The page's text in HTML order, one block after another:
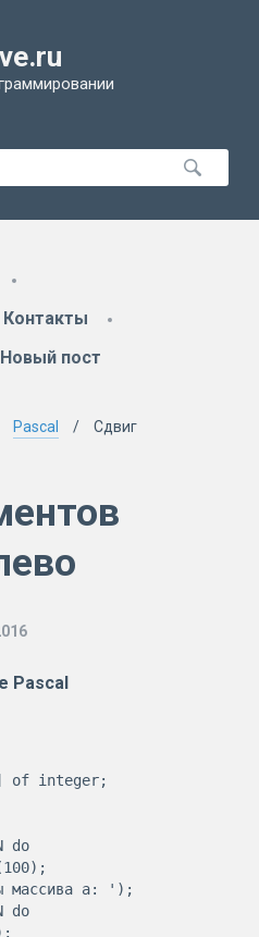
Контакты
Новый пост
Pascal
Сдвиг
Pascal
of integer;